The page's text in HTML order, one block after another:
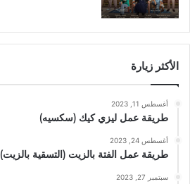
الأكثر زيارة
أغسطس 11, 2023
طريقة عمل ليزي كيك (سكسيه)
أغسطس 24, 2023
طريقة عمل الفتة بالزيت (التسقية بالزيت)
سبتمبر 27, 2023